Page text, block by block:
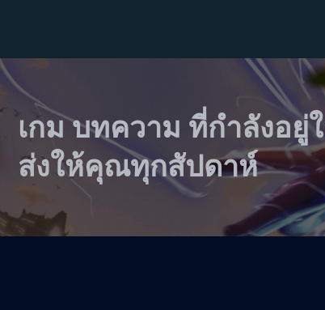
เกม บทความ ที่กำลังอยู่
ส่งให้คุณทุกสัปดาห์